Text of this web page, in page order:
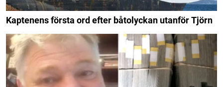
Kaptenens första ord efter båtolyckan utanför Tjörn